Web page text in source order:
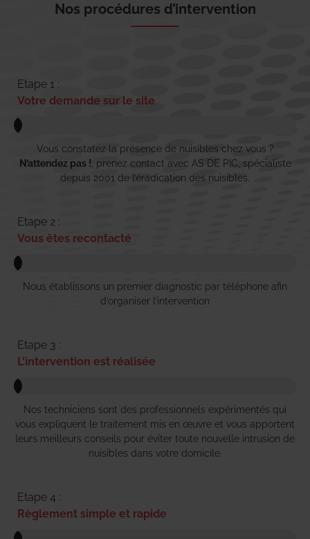
Nos procédures d’intervention
Etape 1 :
Votre demande sur le site
Vous constatez la présence de nuisibles chez vous ?
N’attendez pas ! , prenez contact avec AS DE PIC, spécialiste
depuis 2001 de l’éradication des nuisibles.
Etape 2 :
Vous êtes recontacté
Nous établissons un premier diagnostic par téléphone afin
d’organiser l’intervention
Etape 3 :
L'intervention est réalisée
Nos techniciens sont des professionnels expérimentés qui
vous expliquent le traitement mis en œuvre et vous apportent
leurs meilleurs conseils pour éviter toute nouvelle intrusion de
nuisibles dans votre domicile.
Etape 4 :
Règlement simple et rapide